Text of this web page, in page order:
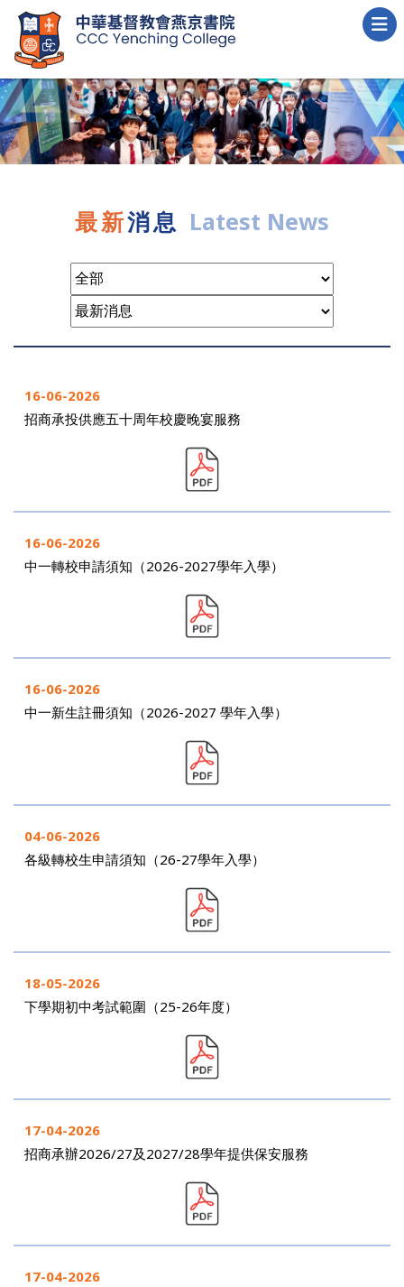
最新消息 Latest News
16-06-2026
招商承投供應五十周年校慶晚宴服務
16-06-2026
中一轉校申請須知（2026-2027學年入學）
16-06-2026
中一新生註冊須知（2026-2027 學年入學）
04-06-2026
各級轉校生申請須知（26-27學年入學）
18-05-2026
下學期初中考試範圍（25-26年度）
17-04-2026
招商承辦2026/27及2027/28學年提供保安服務
17-04-2026